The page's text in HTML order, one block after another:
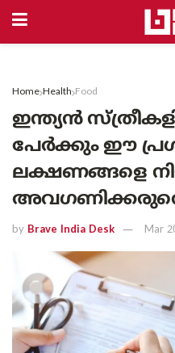
Home Health Food
ഇന്ത്യൻ
പേർക്കും ഈ
ലക്ഷണങ്ങളെ
by Brave India Desk Mar